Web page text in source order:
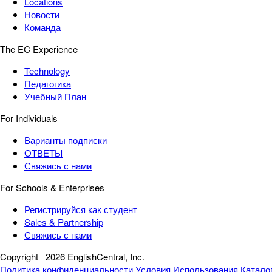
Новости
Команда
The EC Experience
Technology
Педагогика
Учебный План
For Individuals
Варианты подписки
ОТВЕТЫ
Свяжись с нами
For Schools & Enterprises
Регистрируйся как студент
Sales & Partnership
Свяжись с нами
Copyright 2026 EnglishCentral, Inc.